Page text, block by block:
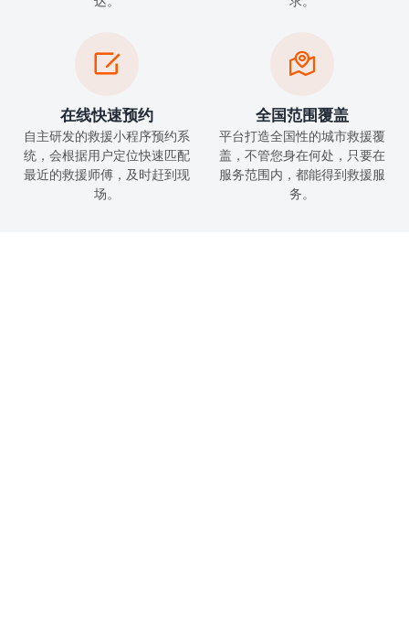

在线快速预约
自主研发的救援小程序预约系
统，会根据用户定位快速匹配
最近的救援师傅，及时赶到现
场。

全国范围覆盖
平台打造全国性的城市救援覆
盖，不管您身在何处，只要在
服务范围内，都能得到救援服
务。